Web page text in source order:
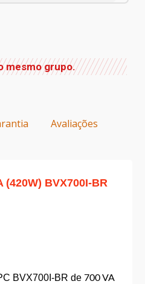
mesmo grupo.
Avaliações
(420W) BVX700I-BR
BVX700I-BR de 700 VA